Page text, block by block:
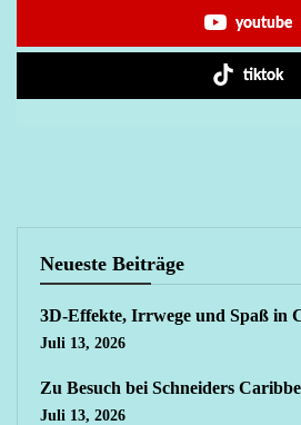
youtube
tiktok
Neueste Beiträge
3D-Effekte, Irrwege und Spaß in
Juli 13, 2026
Zu Besuch bei Schneiders
Juli 13, 2026